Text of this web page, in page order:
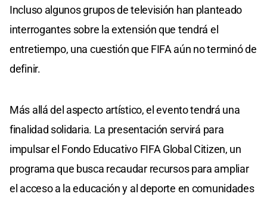
Incluso algunos grupos de televisión han planteado
interrogantes sobre la extensión que tendrá el
entretiempo, una cuestión que FIFA aún no terminó de
definir.
Más allá del aspecto artístico, el evento tendrá una
finalidad solidaria. La presentación servirá para
impulsar el Fondo Educativo FIFA Global Citizen, un
programa que busca recaudar recursos para ampliar
el acceso a la educación y al deporte en comunidades